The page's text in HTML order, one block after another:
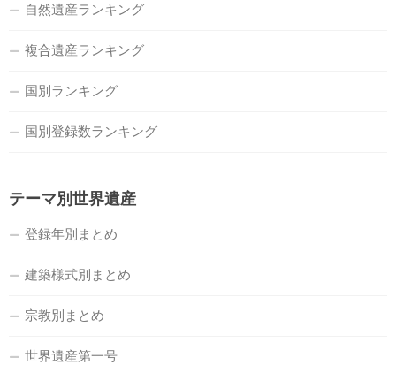
自然遺産ランキング
複合遺産ランキング
国別ランキング
国別登録数ランキング
テーマ別世界遺産
登録年別まとめ
建築様式別まとめ
宗教別まとめ
世界遺産第一号